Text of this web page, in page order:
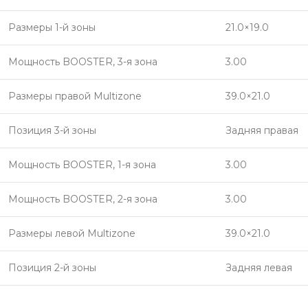
Размеры 1-й зоны 21.0×19.0
Мощность BOOSTER, 3-я зона 3.00
Размеры правой Multizone 39.0×21.0
Позиция 3-й зоны Задняя правая
Мощность BOOSTER, 1-я зона 3.00
Мощность BOOSTER, 2-я зона 3.00
Размеры левой Multizone 39.0×21.0
Позиция 2-й зоны Задняя левая